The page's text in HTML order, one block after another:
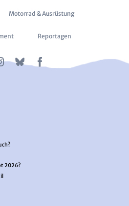
Motorrad & Ausrüstung
Reportagen
2026?